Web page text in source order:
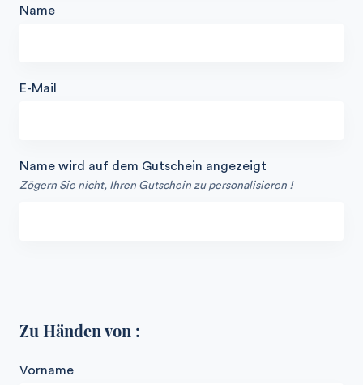
Name
E-Mail
Name wird auf dem Gutschein angezeigt
Zögern Sie nicht, Ihren Gutschein zu personalisieren !
Zu Händen von :
Vorname